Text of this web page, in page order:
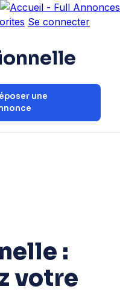
Se connecter
une
:
votre